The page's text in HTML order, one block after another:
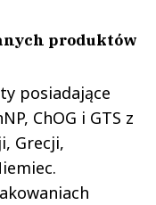
produktów
posiadające
ChOG i GTS z
Grecji,